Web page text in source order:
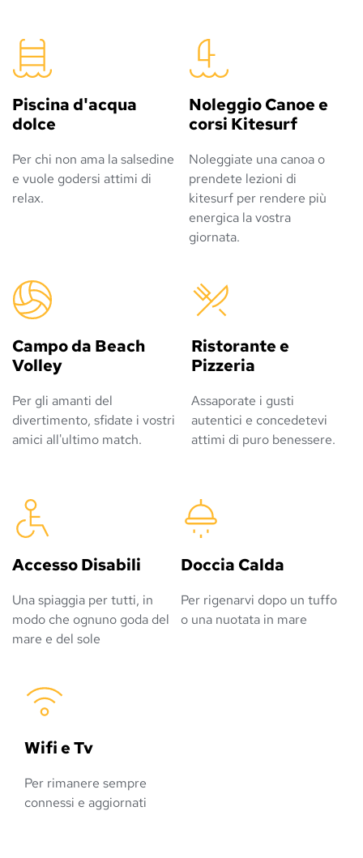
Piscina d'acqua
dolce
Per chi non ama la salsedine
e vuole godersi attimi di
relax.
Noleggio Canoe e
corsi Kitesurf
Noleggiate una canoa o
prendete lezioni di
kitesurf per rendere più
energica la vostra
giornata.
Campo da Beach
Volley
Per gli amanti del
divertimento, sfidate i vostri
amici all'ultimo match.
Ristorante e
Pizzeria
Assaporate i gusti
autentici e concedetevi
attimi di puro benessere.
Accesso Disabili
Una spiaggia per tutti, in
modo che ognuno goda del
mare e del sole
Doccia Calda
Per rigenarvi dopo un tuffo
o una nuotata in mare
Wifi e Tv
Per rimanere sempre
connessi e aggiornati